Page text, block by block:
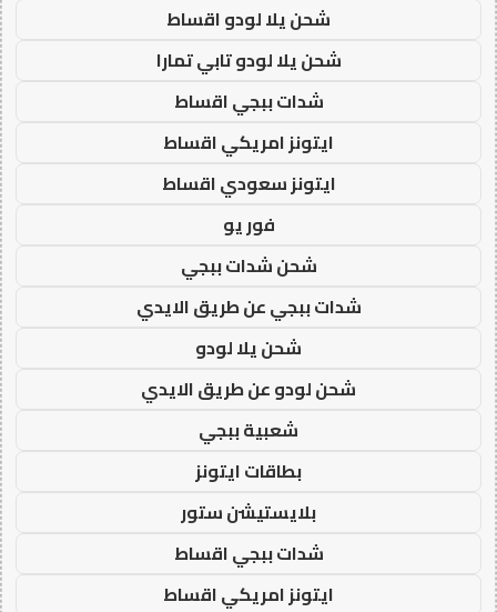
شحن يلا لودو اقساط
شحن يلا لودو تابي تمارا
شدات ببجي اقساط
ايتونز امريكي اقساط
ايتونز سعودي اقساط
فور يو
شحن شدات ببجي
شدات ببجي عن طريق الايدي
شحن يلا لودو
شحن لودو عن طريق الايدي
شعبية ببجي
بطاقات ايتونز
بلايستيشن ستور
شدات ببجي اقساط
ايتونز امريكي اقساط